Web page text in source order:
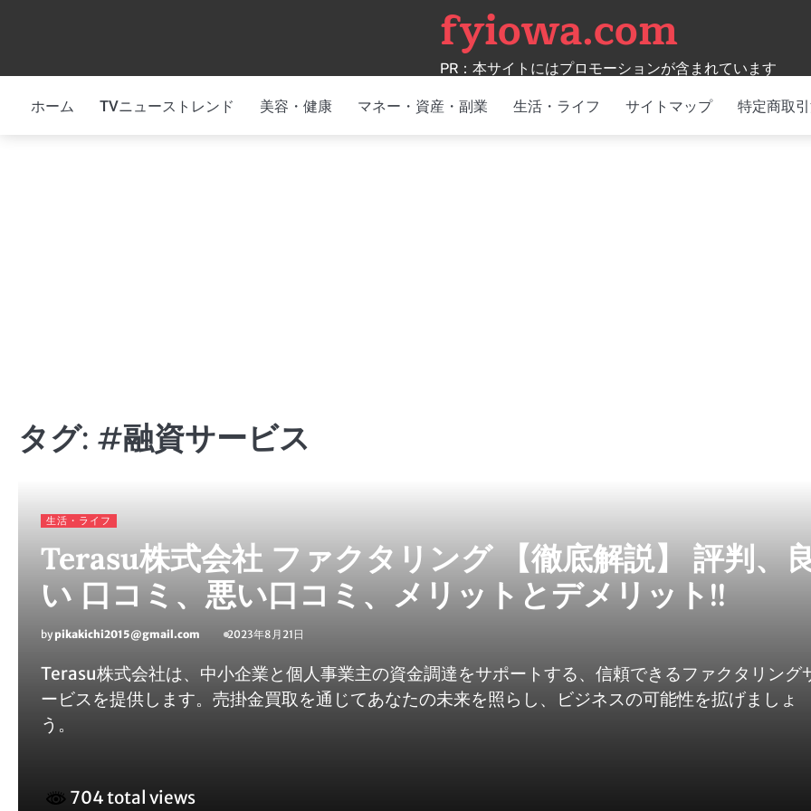
fyiowa.com
PR：本サイトにはプロモーションが含まれています
ホーム TVニューストレンド 美容・健康 マネー・資産・副業 生活・ライフ サイトマップ 特定商取
タグ: #融資サービス
生活・ライフ
Terasu株式会社 ファクタリング 【徹底解説】 評判、
い 口コミ、悪い口コミ、メリットとデメリット!!
by pikakichi2015@gmail.com 2023年8月21日
Terasu株式会社は、中小企業と個人事業主の資金調達をサポートする、信頼できるファクタリング
ービスを提供します。売掛金買取を通じてあなたの未来を照らし、ビジネスの可能性を拡げましょ
う。
704 total views